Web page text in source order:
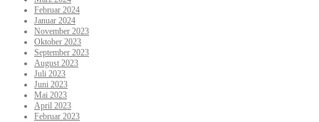
Februar 2024
Januar 2024
November 2023
Oktober 2023
September 2023
August 2023
Juli 2023
Juni 2023
Mai 2023
April 2023
Februar 2023